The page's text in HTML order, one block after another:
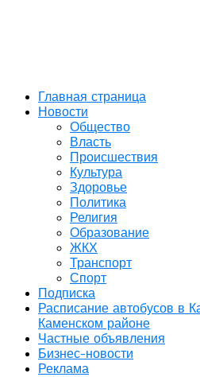
Главная страница
Новости
Общество
Власть
Происшествия
Культура
Здоровье
Политика
Религия
Образование
ЖКХ
Транспорт
Спорт
Подписка
Расписание автобусов в
Каменском районе
Частные объявления
Бизнес-новости
Реклама